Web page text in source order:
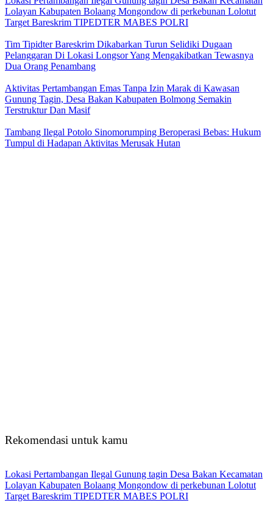
Lolayan Kabupaten Bolaang Mongondow di perkebunan Lolotut
Target Bareskrim TIPEDTER MABES POLRI
Tim Tipidter Bareskrim Dikabarkan Turun Selidiki Dugaan
Pelanggaran Di Lokasi Longsor Yang Mengakibatkan Tewasnya
Dua Orang Penambang
Aktivitas Pertambangan Emas Tanpa Izin Marak di Kawasan
Gunung Tagin, Desa Bakan Kabupaten Bolmong Semakin
Terstruktur Dan Masif
Tambang Ilegal Potolo Sinomorumping Beroperasi Bebas: Hukum
Tumpul di Hadapan Aktivitas Merusak Hutan
Rekomendasi untuk kamu
Lokasi Pertambangan Ilegal Gunung tagin Desa Bakan Kecamatan
Lolayan Kabupaten Bolaang Mongondow di perkebunan Lolotut
Target Bareskrim TIPEDTER MABES POLRI